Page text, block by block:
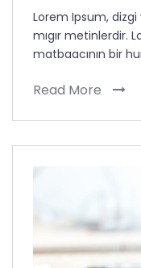
Lorem Ipsum, dizgi
mıgır metinlerdir.
matbaacının bir
Read More